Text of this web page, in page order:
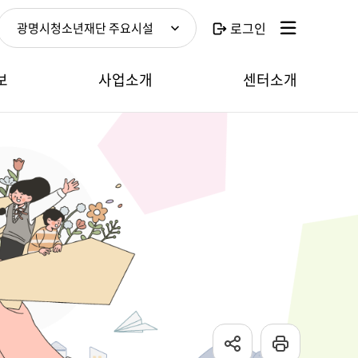
사업소개 센터소개
광명시청소년재단 주요시설 로그인